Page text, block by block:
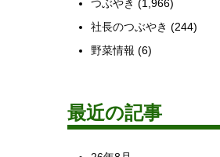
つぶやき (1,966)
社長のつぶやき (244)
野菜情報 (6)
最近の記事